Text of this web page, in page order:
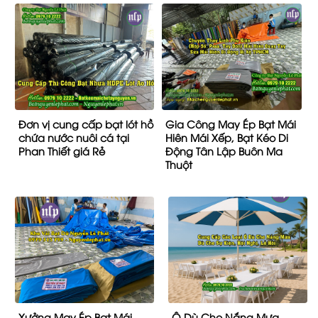
Đơn vị cung cấp bạt lót hồ
chứa nước nuôi cá tại
Phan Thiết giá Rẻ
Gia Công May Ép Bạt Mái
Hiên Mái Xếp, Bạt Kéo Di
Động Tân Lập Buôn Ma
Thuột